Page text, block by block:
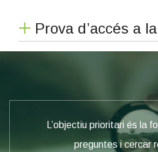
Prova d’accés a
La Facultat de Teologia de
terme al mes d’abril.
Per
Secretaria de la FTC
Barcelona - Tel. 93
secretaria@edusantpacia.cat
L’objectiu prioritari és la
preguntes i cercar